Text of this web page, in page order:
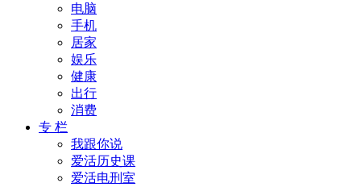
电脑
手机
居家
娱乐
健康
出行
消费
专 栏
我跟你说
爱活历史课
爱活电刑室